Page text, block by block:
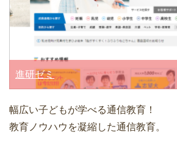
進研ゼミ
幅広い子どもが学べる通信教育！
教育ノウハウを凝縮した通信教育。